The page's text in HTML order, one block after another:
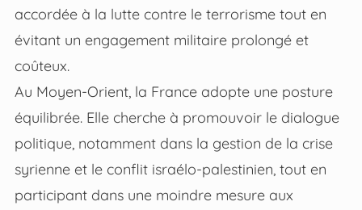
accordée à la lutte contre le terrorisme tout en
évitant un engagement militaire prolongé et
coûteux.
Au Moyen-Orient, la France adopte une posture
équilibrée. Elle cherche à promouvoir le dialogue
politique, notamment dans la gestion de la crise
syrienne et le conflit israélo-palestinien, tout en
participant dans une moindre mesure aux